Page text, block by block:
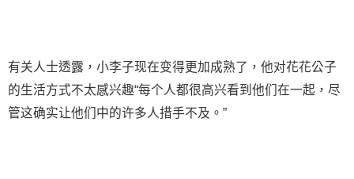
有关人士透露，小李子现在变得更加成熟了，他对花花公子
的生活方式不太感兴趣“每个人都很高兴看到他们在一起，尽
管这确实让他们中的许多人措手不及。”